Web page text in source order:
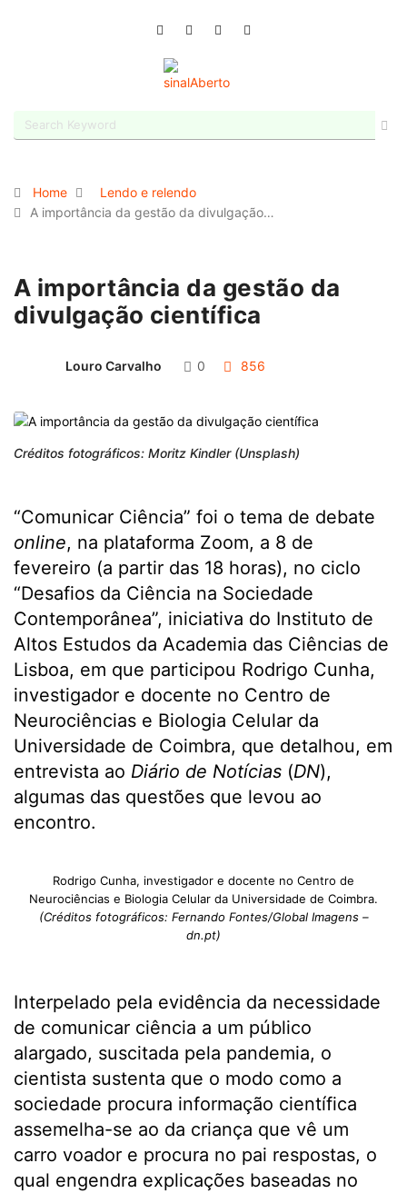
Home
Lendo e relendo
A importância da gestão da divulgação…
A importância da gestão da
divulgação científica
Louro Carvalho 0 856
Créditos fotográficos: Moritz Kindler (Unsplash)
“Comunicar Ciência” foi o tema de debate
online, na plataforma Zoom, a 8 de
fevereiro (a partir das 18 horas), no ciclo
“Desafios da Ciência na Sociedade
Contemporânea”, iniciativa do Instituto de
Altos Estudos da Academia das Ciências de
Lisboa, em que participou Rodrigo Cunha,
investigador e docente no Centro de
Neurociências e Biologia Celular da
Universidade de Coimbra, que detalhou, em
entrevista ao Diário de Notícias (DN),
algumas das questões que levou ao
encontro.
Rodrigo Cunha, investigador e docente no Centro de
Neurociências e Biologia Celular da Universidade de Coimbra.
(Créditos fotográficos: Fernando Fontes/Global Imagens –
dn.pt)
Interpelado pela evidência da necessidade
de comunicar ciência a um público
alargado, suscitada pela pandemia, o
cientista sustenta que o modo como a
sociedade procura informação científica
assemelha-se ao da criança que vê um
carro voador e procura no pai respostas, o
qual engendra explicações baseadas no